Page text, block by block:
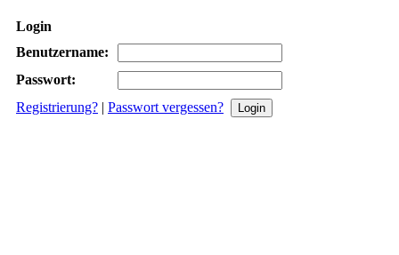
Login
Benutzername:
Passwort:
Registrierung? | Passwort vergessen?